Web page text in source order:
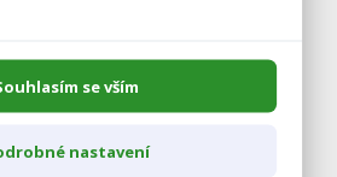
se vším
nastavení